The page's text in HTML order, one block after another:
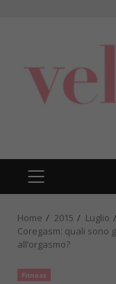
PRIMARY
MENU
Home 2015 Luglio
Coregasm: quali sono
all’orgasmo?
Fitness